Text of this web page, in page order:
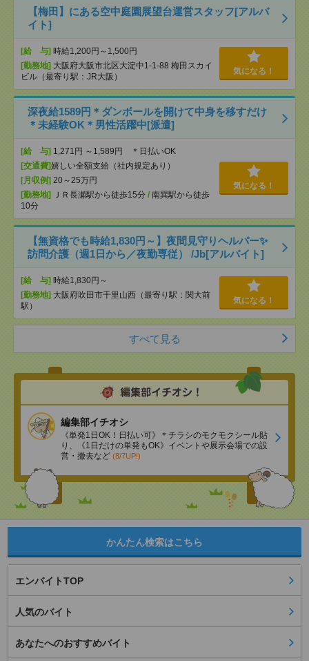
【梅田】にある空中庭園展望台運営スタッフ[アルバ
イト]
[給 与] 時給1,200円～1,500円
[勤務地] 大阪府大阪市北区大淀中1-1-88 梅田スカイ
ビル（最寄り駅：JR大阪）
気になる！
深夜給1589円＊ダンボールを開けて中身を移すだけ
＊未経験OK＊男性活躍中[派遣]
[給 与] 1,271円 ～1,589円 ＊日払いOK
[交通費]嬉しい全額支給（社内規定あり）
[月収例] 20～25万円
[勤務地]
ＪＲ長瀬駅から徒歩15分 / 南巽駅から徒歩
10分
気になる！
【無資格でも時給1,830円～】夜間見守りヘルパー✨
訪問介護（週1日から／夜勤専従） /Jb[アルバイト]
[給 与] 時給1,830円～
[勤務地] 大阪府吹田市千里山西（最寄り駅：関大前
駅）
気になる！
すべて見る
編集部イチオシ
《単発1日OK！日払い可》＊チラシのモクモクシール貼
り、《1日だけの単発もOK》イベントや展示会場での設
営・撤去など (8/7UP!)
かんたん検索はこちら
エンバイトTOP
人気のバイト
あなたへのおすすめバイト